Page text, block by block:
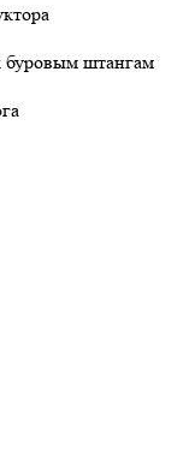
буровым штангам